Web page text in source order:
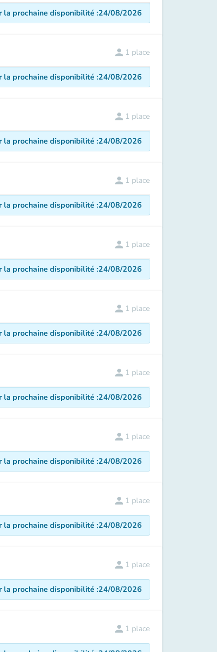
la prochaine disponibilité :24/08/2026
person 1 place
la prochaine disponibilité :24/08/2026
person 1 place
la prochaine disponibilité :24/08/2026
person 1 place
la prochaine disponibilité :24/08/2026
person 1 place
la prochaine disponibilité :24/08/2026
person 1 place
la prochaine disponibilité :24/08/2026
person 1 place
la prochaine disponibilité :24/08/2026
person 1 place
la prochaine disponibilité :24/08/2026
person 1 place
la prochaine disponibilité :24/08/2026
person 1 place
la prochaine disponibilité :24/08/2026
person 1 place